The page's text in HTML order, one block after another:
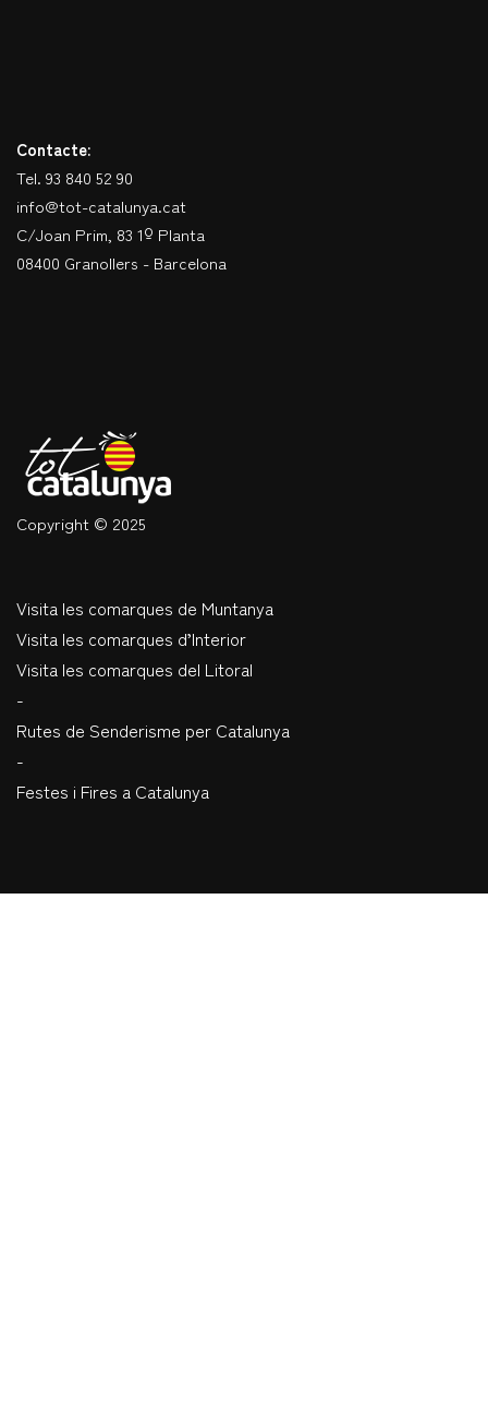
Contacte:
Tel. 93 840 52 90
info@tot-catalunya.cat
C/Joan Prim, 83 1º Planta
08400 Granollers - Barcelona
Copyright © 2025
Visita les comarques de Muntanya
Visita les comarques d’Interior
Visita les comarques del Litoral
-
Rutes de Senderisme per Catalunya
-
Festes i Fires a Catalunya